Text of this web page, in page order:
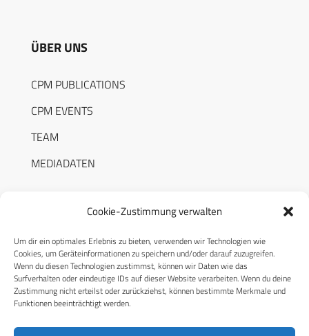
Cookie-Zustimmung verwalten
Um dir ein optimales Erlebnis zu bieten, verwenden wir Technologien wie
Cookies, um Geräteinformationen zu speichern und/oder darauf zuzugreifen.
Wenn du diesen Technologien zustimmst, können wir Daten wie das
Surfverhalten oder eindeutige IDs auf dieser Website verarbeiten. Wenn du deine
Zustimmung nicht erteilst oder zurückziehst, können bestimmte Merkmale und
Funktionen beeinträchtigt werden.
ÜBER UNS
CPM PUBLICATIONS
CPM EVENTS
TEAM
MEDIADATEN
RECHTLICHES
Datenschutzerklärung
Cookie-Richtlinie (EU)